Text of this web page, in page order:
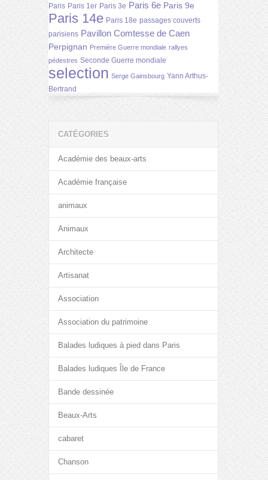
Paris Paris 1er Paris 3e Paris 6e Paris 9e
Paris 14e Paris 18e passages couverts
parisiens Pavillon Comtesse de Caen
Perpignan Première Guerre mondiale rallyes
pédestres Seconde Guerre mondiale
selection Serge Gainsbourg Yann Arthus-
Bertrand
CATÉGORIES
Académie des beaux-arts
Académie française
animaux
Animaux
Architecte
Artisanat
Association
Association du patrimoine
Balades ludiques à pied dans Paris
Balades ludiques Île de France
Bande dessinée
Beaux-Arts
cabaret
Chanson